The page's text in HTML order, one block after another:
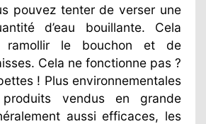
pouvez tenter de verser une
d’eau bouillante. Cela
ramollir le bouchon et de
Cela ne fonctionne pas ?
! Plus environnementales
vendus en grande
aussi efficaces, les